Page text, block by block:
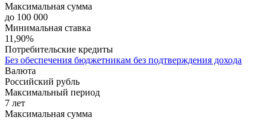
Максимальная сумма
до 100 000
Минимальная ставка
11,90%
Потребительские кредиты
Без обеспечения бюджетникам без подтверждения дохода
Валюта
Российский рубль
Максимальный период
7 лет
Максимальная сумма